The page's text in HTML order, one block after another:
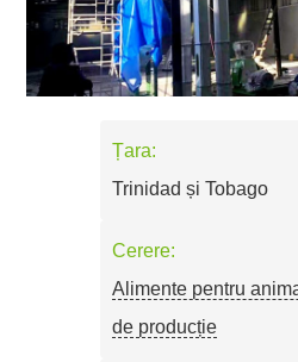
Țara:
Trinidad și Tobago
Cerere:
Alimente pentru
de producție